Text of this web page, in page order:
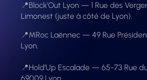
📍Block’Out Lyon — 1 Rue des
Limonest (juste à côté de Lyon).
📍MRoc Laënnec — 49 Rue
Lyon.
📍Hold’Up Escalade — 65-73 Rue